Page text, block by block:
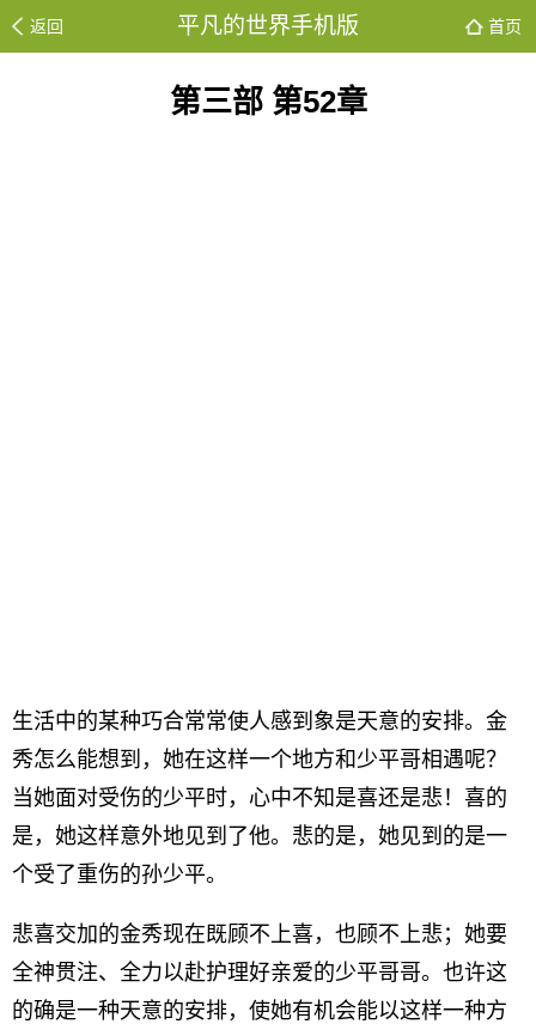
返回 平凡的世界手机版 首页
第三部 第52章
生活中的某种巧合常常使人感到象是天意的安排。金
秀怎么能想到，她在这样一个地方和少平哥相遇呢？
当她面对受伤的少平时，心中不知是喜还是悲！喜的
是，她这样意外地见到了他。悲的是，她见到的是一
个受了重伤的孙少平。
悲喜交加的金秀现在既顾不上喜，也顾不上悲；她要
全神贯注、全力以赴护理好亲爱的少平哥哥。也许这
的确是一种天意的安排，使她有机会能以这样一种方